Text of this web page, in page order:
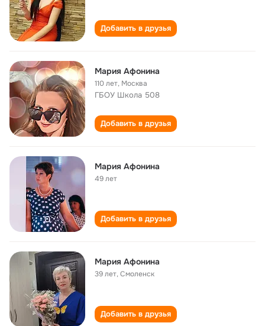
Добавить в друзья
Мария Афонина
110 лет, Москва
ГБОУ Школа 508
Добавить в друзья
Мария Афонина
49 лет
Добавить в друзья
Мария Афонина
39 лет,Смоленск
Добавить в друзья